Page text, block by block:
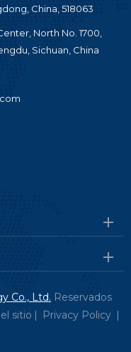
China, 518063
North No. 1700,
Sichuan, China
Co., Ltd. Reservados
sitio | Privacy Policy |